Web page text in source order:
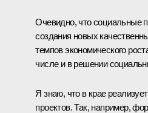
Очевидно, что социальные
создания новых
темпов экономического
числе и в решении
Я знаю, что в крае
проектов. Так, например,